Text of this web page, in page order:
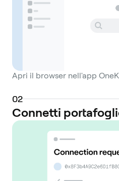
Apri il browser nell'app
02
Connetti